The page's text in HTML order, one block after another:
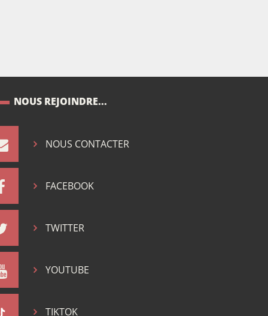
NOUS REJOINDRE...
NOUS CONTACTER
FACEBOOK
TWITTER
YOUTUBE
TIKTOK